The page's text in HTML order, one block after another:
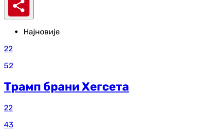
Најновије
22
52
Трамп брани Хегсета
22
43